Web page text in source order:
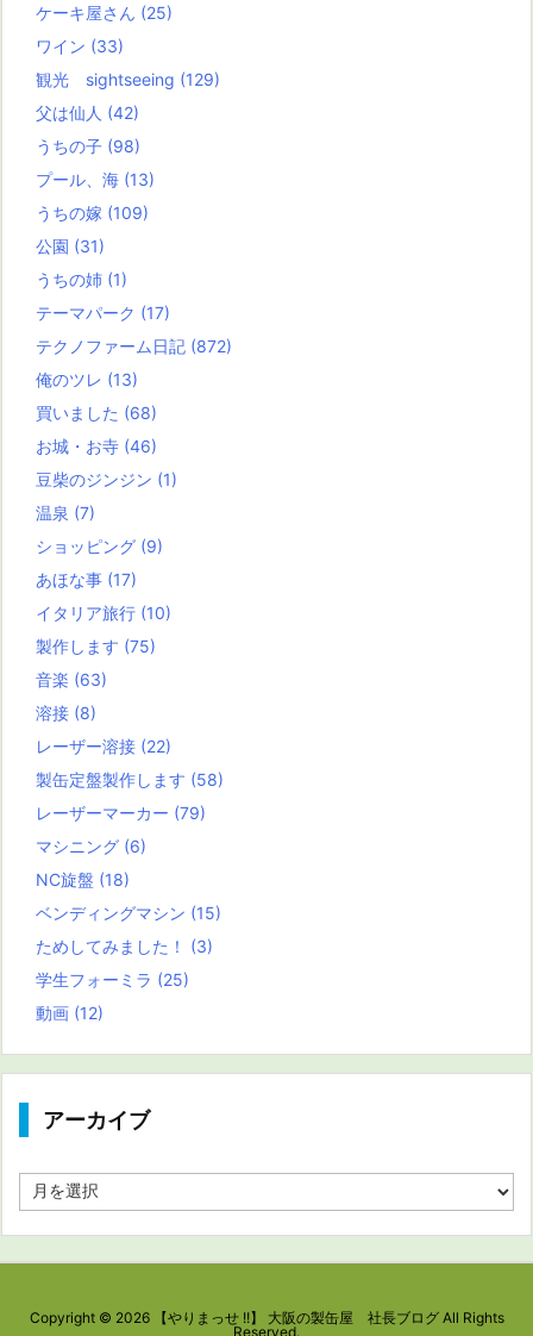
ケーキ屋さん (25)
ワイン (33)
観光 sightseeing (129)
父は仙人 (42)
うちの子 (98)
プール、海 (13)
うちの嫁 (109)
公園 (31)
うちの姉 (1)
テーマパーク (17)
テクノファーム日記 (872)
俺のツレ (13)
買いました (68)
お城・お寺 (46)
豆柴のジンジン (1)
温泉 (7)
ショッピング (9)
あほな事 (17)
イタリア旅行 (10)
製作します (75)
音楽 (63)
溶接 (8)
レーザー溶接 (22)
製缶定盤製作します (58)
レーザーマーカー (79)
マシニング (6)
NC旋盤 (18)
ベンディングマシン (15)
ためしてみました！ (3)
学生フォーミラ (25)
動画 (12)
アーカイブ
ー
Copyright © 2026 【やりまっせ !!】 大阪の製缶屋 社長ブログAll Rights
Reserved.